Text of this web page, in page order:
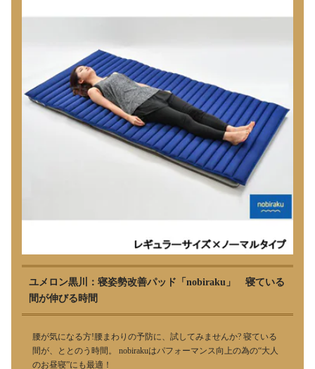
ユメロン黒川：寝姿勢改善パッド「nobiraku」 寝ている
間が伸びる時間
腰が気になる方!腰まわりの予防に、試してみませんか? 寝ている
間が、ととのう時間。 nobirakuはパフォーマンス向上の為の“大人
のお昼寝”にも最適！